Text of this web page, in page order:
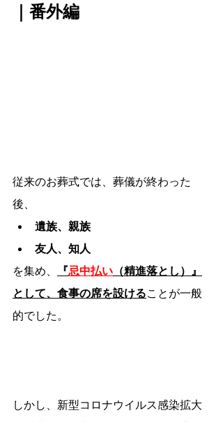
｜番外編
従来のお葬式では、葬儀が終わった
後、
遺族、親族
友人、知人
を集め、
『忌中払い （精進落とし）』
として、食事の席を設けることが一般
的でした。
しかし、新型コロナウイルス感染拡大